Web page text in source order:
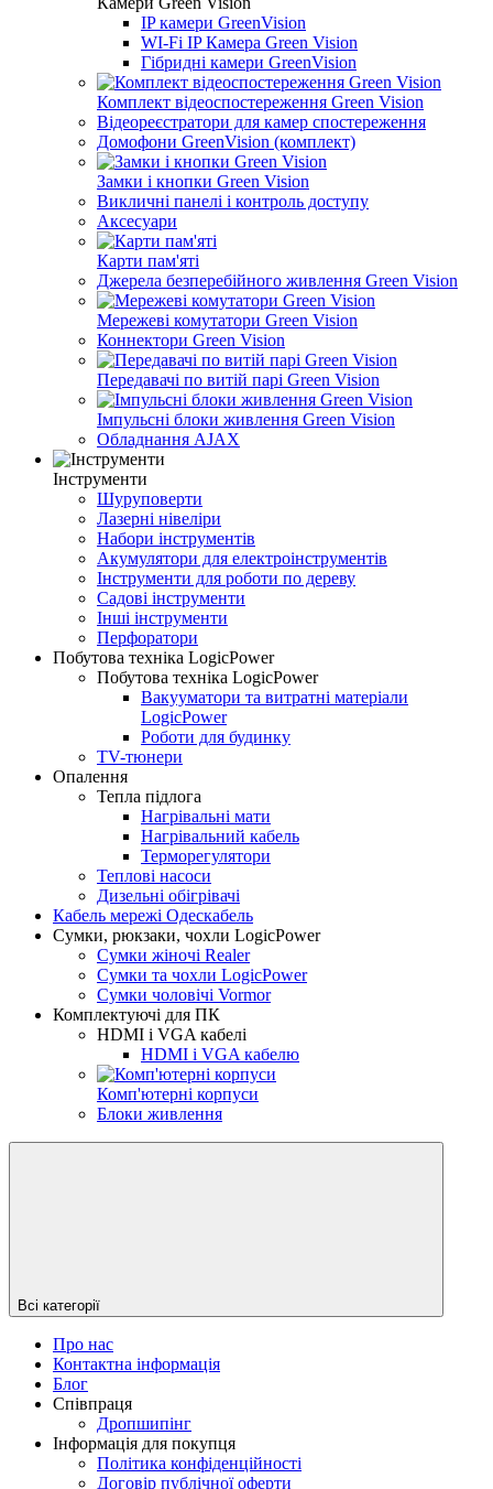
IP камери GreenVision
WI-Fi IP Камера Green Vision
Гібридні камери GreenVision
Комплект відеоспостереження Green Vision
Відеореєстратори для камер спостереження
Домофони GreenVision (комплект)
Замки і кнопки Green Vision
Викличні панелі і контроль доступу
Аксесуари
Карти пам'яті
Джерела безперебійного живлення Green Vision
Мережеві комутатори Green Vision
Коннектори Green Vision
Передавачі по витій парі Green Vision
Імпульсні блоки живлення Green Vision
Обладнання AJAX
Інструменти
Шуруповерти
Лазерні нівеліри
Набори інструментів
Акумулятори для електроінструментів
Інструменти для роботи по дереву
Садові інструменти
Інші інструменти
Перфоратори
Побутова техніка LogicPower
Побутова техніка LogicPower
Вакууматори та витратні матеріали
LogicPower
Роботи для будинку
TV-тюнери
Опалення
Тепла підлога
Нагрівальні мати
Нагрівальний кабель
Терморегулятори
Теплові насоси
Дизельні обігрівачі
Кабель мережі Одескабель
Сумки, рюкзаки, чохли LogicPower
Сумки жіночі Realer
Сумки та чохли LogicPower
Сумки чоловічі Vormor
Комплектуючі для ПК
HDMI і VGA кабелі
HDMI і VGA кабелю
Комп'ютерні корпуси
Блоки живлення
Всі категорії
Про нас
Контактна інформація
Блог
Співпраця
Дропшипінг
Інформація для покупця
Політика конфіденційності
Договір публічної оферти